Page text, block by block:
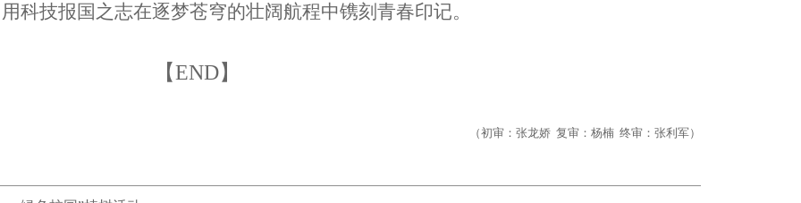
科技报国之志在逐梦苍穹的壮阔航程中镌刻青春印记。
【END】
（初审：张龙娇 复审：杨楠 终审：张利军）